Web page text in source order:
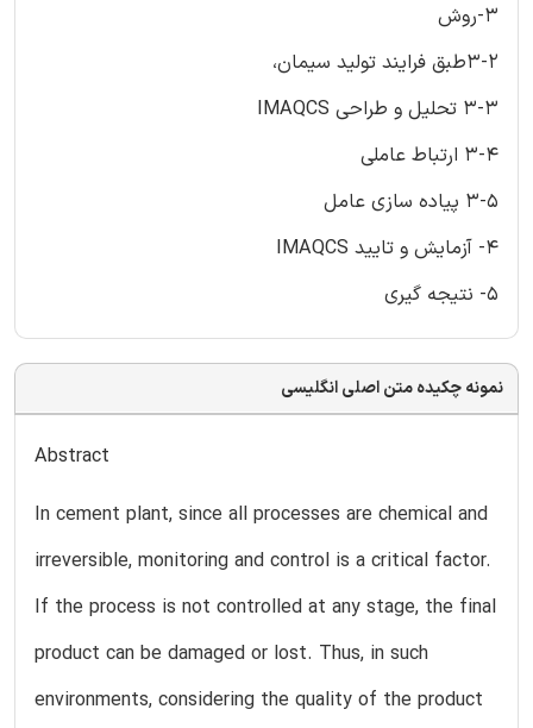
3-روش
3-2طبق فرایند تولید سیمان،
3-3 تحلیل و طراحی IMAQCS
3-4 ارتباط عاملی
3-5 پیاده سازی عامل
4- آزمایش و تایید IMAQCS
5- نتیجه گیری
نمونه چکیده متن اصلی انگلیسی
Abstract
In cement plant, since all processes are chemical and
irreversible, monitoring and control is a critical factor.
If the process is not controlled at any stage, the final
product can be damaged or lost. Thus, in such
environments, considering the quality of the product